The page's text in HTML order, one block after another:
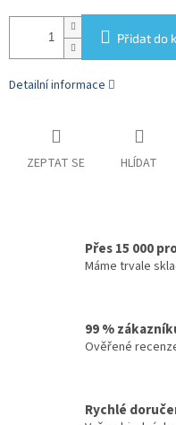
Přidat do
Detailní informace
ZEPTAT SE HLÍDAT
Přes 15 000
Máme trvale
99 %
Ověřené
Rychlé